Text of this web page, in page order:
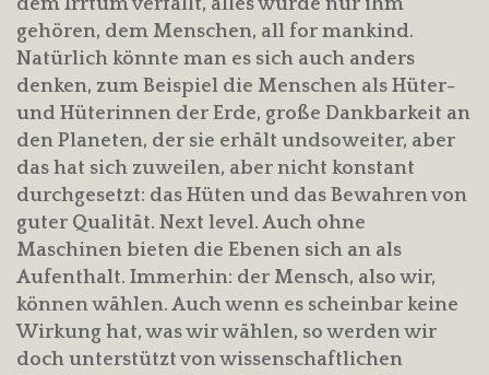
dem Irrtum verfällt, alles würde nur ihm
gehören, dem Menschen, all for mankind.
Natürlich könnte man es sich auch anders
denken, zum Beispiel die Menschen als Hüter-
und Hüterinnen der Erde, große Dankbarkeit an
den Planeten, der sie erhält undsoweiter, aber
das hat sich zuweilen, aber nicht konstant
durchgesetzt: das Hüten und das Bewahren von
guter Qualität. Next level. Auch ohne
Maschinen bieten die Ebenen sich an als
Aufenthalt. Immerhin: der Mensch, also wir,
können wählen. Auch wenn es scheinbar keine
Wirkung hat, was wir wählen, so werden wir
doch unterstützt von wissenschaftlichen